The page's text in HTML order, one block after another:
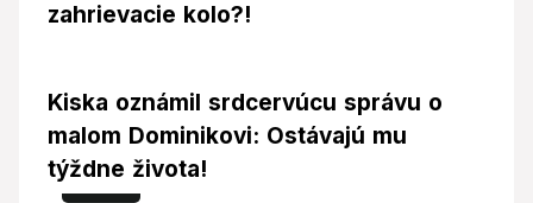
zahrievacie kolo?!
Kiska oznámil srdcervúcu správu o
malom Dominikovi: Ostávajú mu
týždne života!
Foto